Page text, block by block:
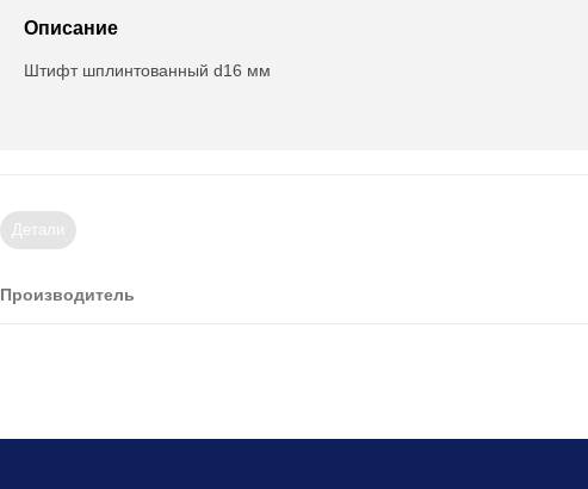
Описание
Штифт шплинтованный d16 мм
Детали
Производитель